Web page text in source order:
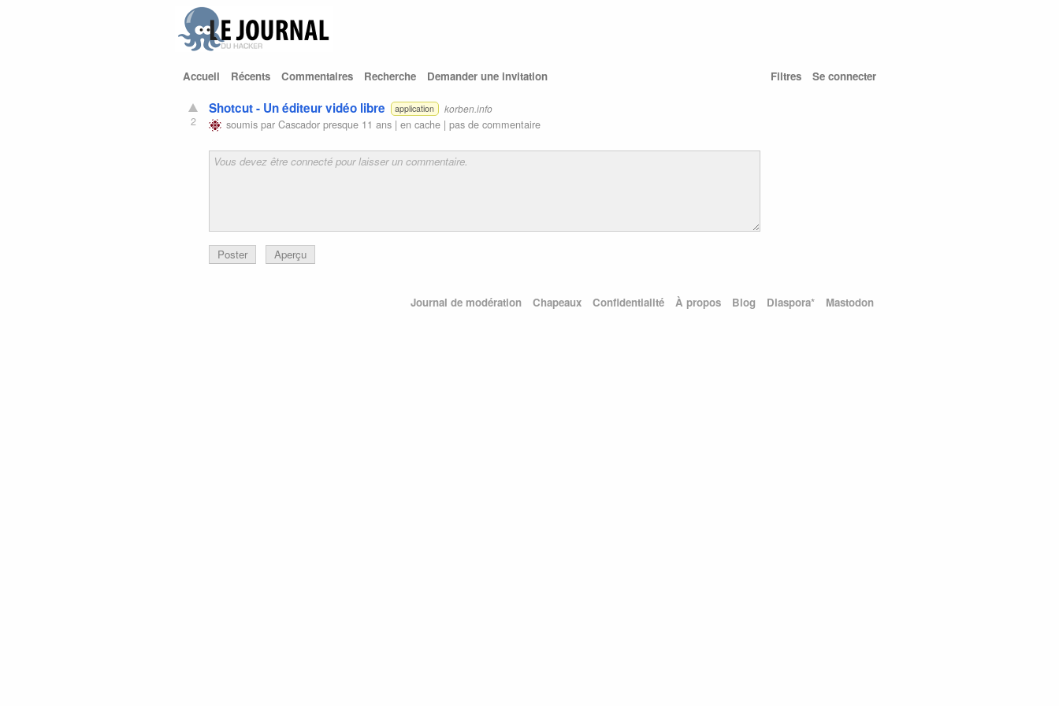
Accueil Récents Commentaires Recherche Demander une invitation Filtres Se connecter
2
Shotcut - Un éditeur vidéo libre application korben.info
soumis parCascador presque 11 ans |en cache |pas de commentaire
Poster Aperçu
Journal de modération Chapeaux Confidentialité À propos Blog Diaspora* Mastodon